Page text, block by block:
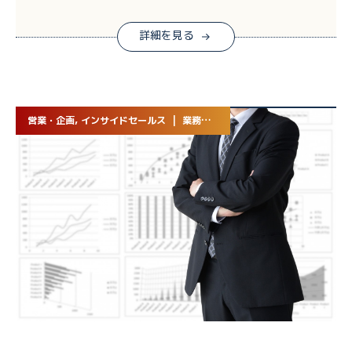
詳細を見る
営業・企画, インサイドセールス | 業務委託